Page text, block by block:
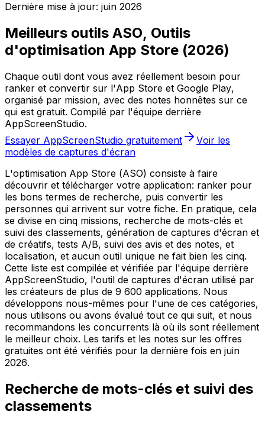
Dernière mise à jour: juin 2026
Meilleurs outils ASO, Outils
d'optimisation App Store (2026)
Chaque outil dont vous avez réellement besoin pour
ranker et convertir sur l'App Store et Google Play,
organisé par mission, avec des notes honnêtes sur ce
qui est gratuit. Compilé par l'équipe derrière
AppScreenStudio.
Essayer AppScreenStudio gratuitement
Voir les
modèles de captures d'écran
L'optimisation App Store (ASO) consiste à faire
découvrir et télécharger votre application: ranker pour
les bons termes de recherche, puis convertir les
personnes qui arrivent sur votre fiche. En pratique, cela
se divise en cinq missions, recherche de mots-clés et
suivi des classements, génération de captures d'écran et
de créatifs, tests A/B, suivi des avis et des notes, et
localisation, et aucun outil unique ne fait bien les cinq.
Cette liste est compilée et vérifiée par l'équipe derrière
AppScreenStudio, l'outil de captures d'écran utilisé par
les créateurs de plus de 9 600 applications. Nous
développons nous-mêmes pour l'une de ces catégories,
nous utilisons ou avons évalué tout ce qui suit, et nous
recommandons les concurrents là où ils sont réellement
le meilleur choix. Les tarifs et les notes sur les offres
gratuites ont été vérifiés pour la dernière fois en juin
2026.
Recherche de mots-clés et suivi des
classements